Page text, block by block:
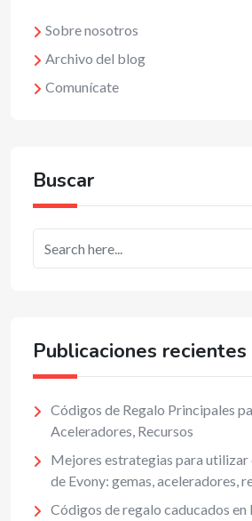
Sobre nosotros
Archivo del blog
Comunícate
Buscar
Publicaciones recientes
Códigos de Regalo Principales
Aceleradores, Recursos
Mejores estrategias para utilizar
de Evony: gemas, aceleradores,
Códigos de regalo caducados en